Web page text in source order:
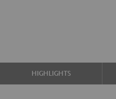
HIGHLIGHTS